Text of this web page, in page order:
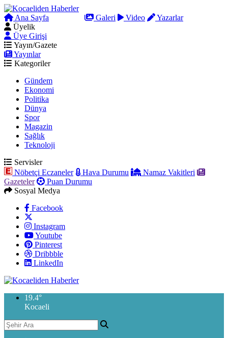
Ana Sayfa Galeri Video
Yazarlar
Üyelik
Üye Girişi
Yayın/Gazete
Yayınlar
Kategoriler
Gündem
Ekonomi
Politika
Dünya
Spor
Magazin
Sağlık
Teknoloji
Servisler
Nöbetçi Eczaneler
Hava Durumu
Namaz Vakitleri
Gazeteler
Puan Durumu
Sosyal Medya
Facebook
Instagram
Youtube
Pinterest
Dribbble
LinkedIn
19.4°
Kocaeli